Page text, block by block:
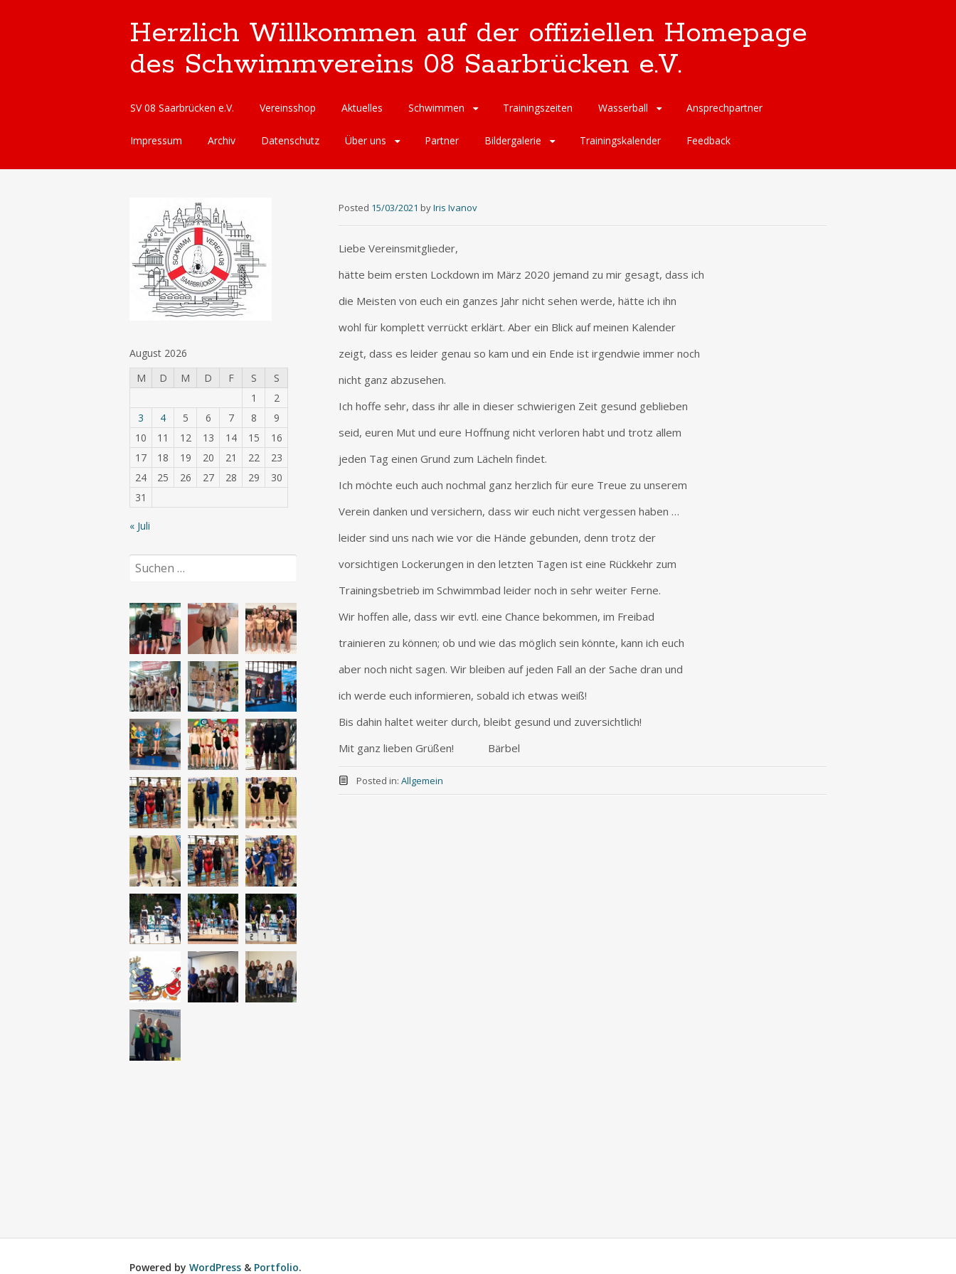
Herzlich Willkommen auf der offiziellen Homepage
des Schwimmvereins 08 Saarbrücken e.V.
Skip
content
SV 08 Saarbrücken e.V. Vereinsshop Aktuelles Schwimmen Trainingszeiten Wasserball Ansprechpartner
Impressum Archiv Datenschutz Über uns Partner Bildergalerie Trainingskalender Feedback
Posted 15/03/2021 byIris Ivanov
Liebe Vereinsmitglieder,
hätte beim ersten Lockdown im März 2020 jemand zu mir gesagt, dass ich
die Meisten von euch ein ganzes Jahr nicht sehen werde, hätte ich ihn
wohl für komplett verrückt erklärt. Aber ein Blick auf meinen Kalender
zeigt, dass es leider genau so kam und ein Ende ist irgendwie immer noch
nicht ganz abzusehen.
Ich hoffe sehr, dass ihr alle in dieser schwierigen Zeit gesund geblieben
seid, euren Mut und eure Hoffnung nicht verloren habt und trotz allem
jeden Tag einen Grund zum Lächeln findet.
Ich möchte euch auch nochmal ganz herzlich für eure Treue zu unserem
Verein danken und versichern, dass wir euch nicht vergessen haben …
leider sind uns nach wie vor die Hände gebunden, denn trotz der
vorsichtigen Lockerungen in den letzten Tagen ist eine Rückkehr zum
Trainingsbetrieb im Schwimmbad leider noch in sehr weiter Ferne.
Wir hoffen alle, dass wir evtl. eine Chance bekommen, im Freibad
trainieren zu können; ob und wie das möglich sein könnte, kann ich euch
aber noch nicht sagen. Wir bleiben auf jeden Fall an der Sache dran und
ich werde euch informieren, sobald ich etwas weiß!
Bis dahin haltet weiter durch, bleibt gesund und zuversichtlich!
Mit ganz lieben Grüßen! Bärbel
Posted in: Allgemein
August 2026
M
D M D F S
S
1
2
3
4 5 6 7 8
9
10
11 12 13 14 15
16
17
18 19 20 21 22
23
24
25 26 27 28 29
30
31
« Juli
Suchen
nach:
Powered by WordPress & Portfolio.